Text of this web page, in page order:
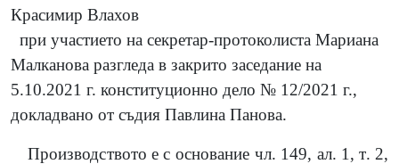
Красимир Влахов
при участието на секретар-протоколиста Мариана
Малканова разгледа в закрито заседание на
5.10.2021 г. конституционно дело № 12/2021 г.,
докладвано от съдия Павлина Панова.
Производството е с основание чл. 149, ал. 1, т. 2,